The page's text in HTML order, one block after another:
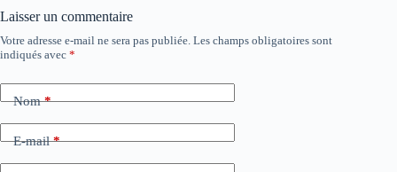
Laisser un commentaire
Votre adresse e-mail ne sera pas publiée. Les champs obligatoires sont
indiqués avec *
Nom*
E-mail*